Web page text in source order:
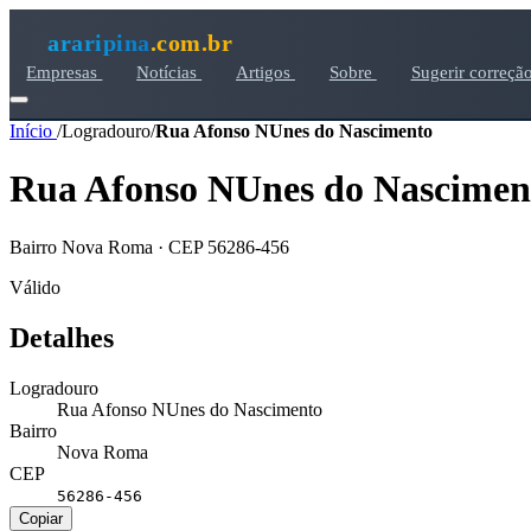
araripina.com.br
Empresas Notícias Artigos Sobre Sugerir
Início /Logradouro/Rua Afonso NUnes do Nascimento
Rua Afonso NUnes do
Bairro Nova Roma · CEP 56286-456
Válido
Detalhes
Logradouro
Rua Afonso NUnes do Nascimento
Bairro
Nova Roma
CEP
56286-456
Copiar